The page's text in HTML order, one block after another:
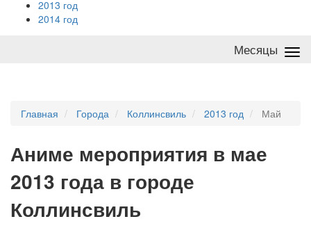
2013 год
2014 год
Месяцы
Главная Города Коллинсвиль 2013 год Май
Аниме мероприятия в мае
2013 года в городе
Коллинсвиль